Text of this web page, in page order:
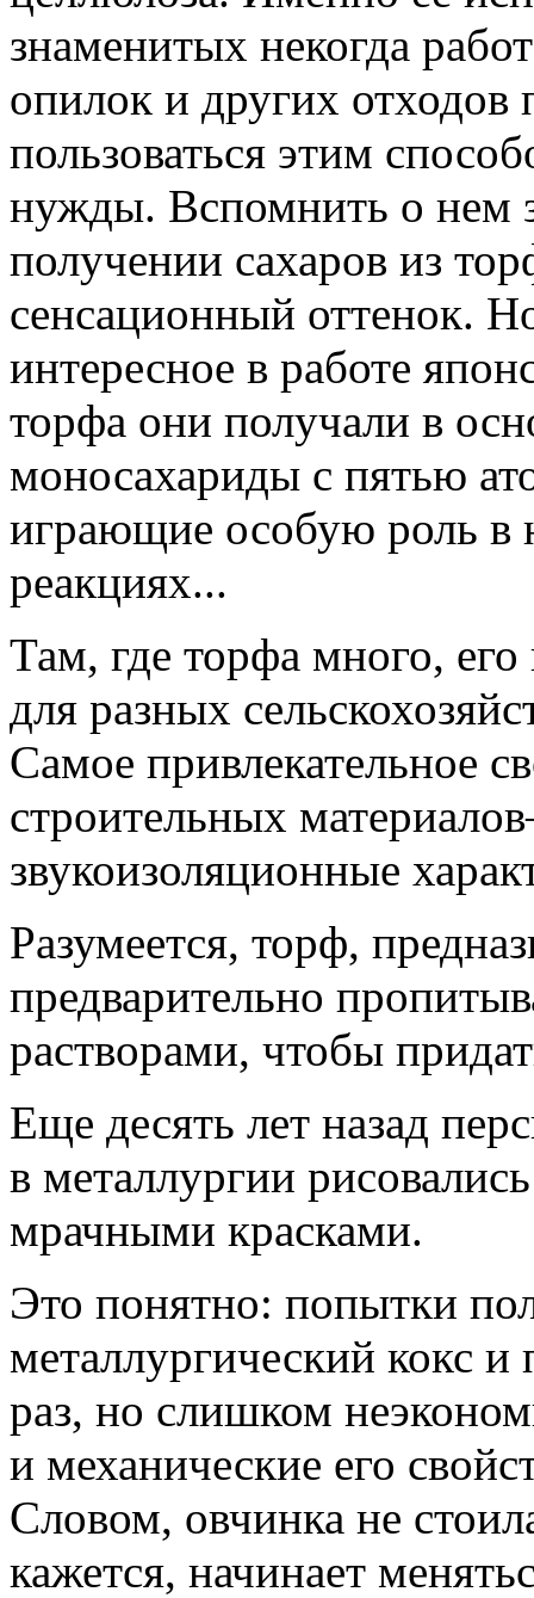
знаменитых некогда
опилок и других отходов
пользоваться этим
нужды. Вспомнить о нем
получении сахаров из
сенсационный оттенок.
интересное в работе
торфа они получали в
моносахариды с пятью
играющие особую роль в
реакциях...
Там, где торфа много,
для разных
Самое привлекательное
строительных
звукоизоляционные
Разумеется, торф,
предварительно
растворами, чтобы
Еще десять лет назад
в металлургии
мрачными красками.
Это понятно: попытки
металлургический кокс
раз, но слишком
и механические его
Словом, овчинка не
кажется, начинает